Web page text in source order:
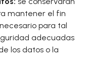
mantener el fin
para tal
adecuadas
los datos o la